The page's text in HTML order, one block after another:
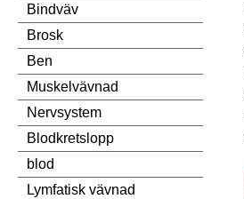
Bindväv
Brosk
Ben
Muskelvävnad
Nervsystem
Blodkretslopp
blod
Lymfatisk vävnad